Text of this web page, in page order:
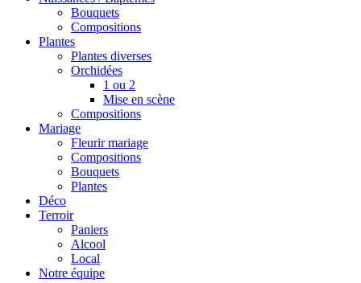
Bouquets
Compositions
Plantes
Plantes diverses
Orchidées
1 ou 2
Mise en scène
Compositions
Mariage
Fleurir mariage
Compositions
Bouquets
Plantes
Déco
Terroir
Paniers
Alcool
Local
Notre équipe